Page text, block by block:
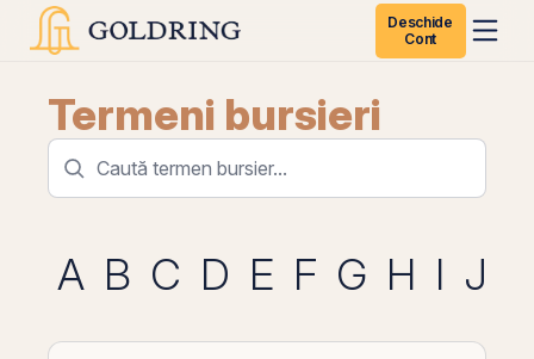
Deschide
Cont
Termeni bursieri
A B C D E F G H I J